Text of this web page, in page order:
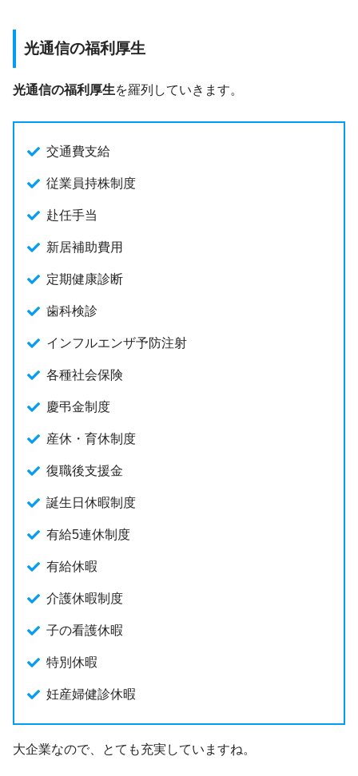
光通信の福利厚生
光通信の福利厚生を羅列していきます。
交通費支給
従業員持株制度
赴任手当
新居補助費用
定期健康診断
歯科検診
インフルエンザ予防注射
各種社会保険
慶弔金制度
産休・育休制度
復職後支援金
誕生日休暇制度
有給5連休制度
有給休暇
介護休暇制度
子の看護休暇
特別休暇
妊産婦健診休暇
大企業なので、とても充実していますね。